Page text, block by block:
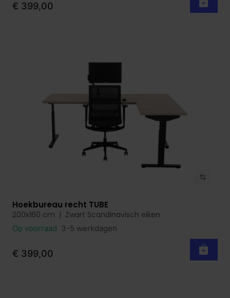
€ 399,00
Bekijk product
Hoekbureau recht TUBE
200x160 cm | Zwart Scandinavisch eiken
Op voorraad 3-5 werkdagen
€ 399,00